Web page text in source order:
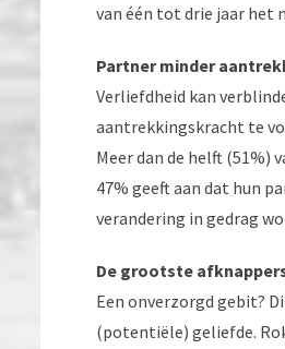
van één tot drie jaar het
Partner minder
Verliefdheid kan
aantrekkingskracht te
Meer dan de helft (51%)
47% geeft aan dat hun
verandering in gedrag
De grootste
Een onverzorgd gebit?
(potentiële) geliefde.